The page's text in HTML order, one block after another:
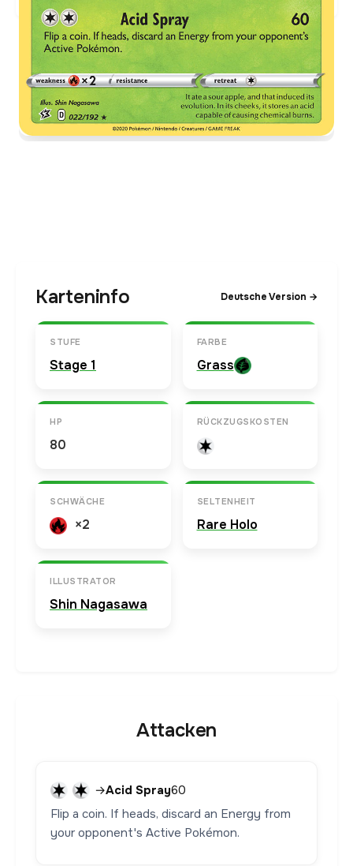
Karteninfo Deutsche Version →
STUFE
Stage 1
FARBE
Grass
HP
80
RÜCKZUGSKOSTEN
SCHWÄCHE
×2
SELTENHEIT
Rare Holo
ILLUSTRATOR
Shin Nagasawa
Attacken
→Acid Spray60
Flip a coin. If heads, discard an Energy from
your opponent's Active Pokémon.